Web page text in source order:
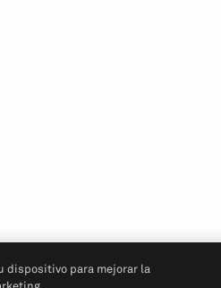
dispositivo para mejorar la